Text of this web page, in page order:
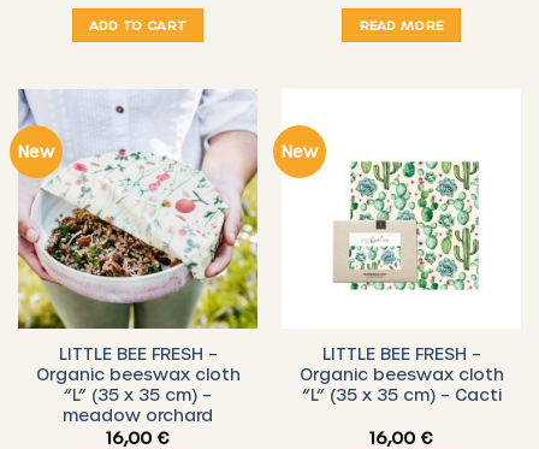
ADD TO CART READ MORE
New
LITTLE BEE FRESH –
Organic beeswax cloth
“L” (35 x 35 cm) –
meadow orchard
16,00 €
New
LITTLE BEE FRESH –
Organic beeswax cloth
“L” (35 x 35 cm) – Cacti
16,00 €